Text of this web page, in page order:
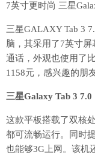
7英寸更时尚 三星
三星GALAXY Tab 3
脑，其采用了7英寸
通话，外观也使用了
1158元，感兴趣的朋
三星Galaxy Tab 3 7.0
这款平板搭载了双核
都可流畅运行。同时
也能够3G上网。该机